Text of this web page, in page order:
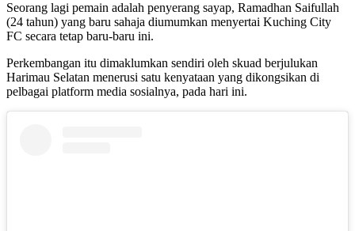
Seorang lagi pemain adalah penyerang sayap, Ramadhan Saifullah
(24 tahun) yang baru sahaja diumumkan menyertai Kuching City
FC secara tetap baru-baru ini.
Perkembangan itu dimaklumkan sendiri oleh skuad berjulukan
Harimau Selatan menerusi satu kenyataan yang dikongsikan di
pelbagai platform media sosialnya, pada hari ini.